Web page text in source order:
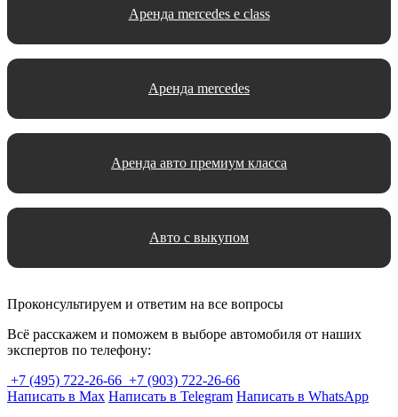
Аренда mercedes e class
Аренда mercedes
Аренда авто премиум класса
Авто с выкупом
Проконсультируем и ответим на все вопросы
Всё расскажем и поможем в выборе автомобиля от наших
экспертов по телефону:
+7 (495) 722-26-66 +7 (903) 722-26-66
Написать в Max Написать в Telegram Написать в WhatsApp